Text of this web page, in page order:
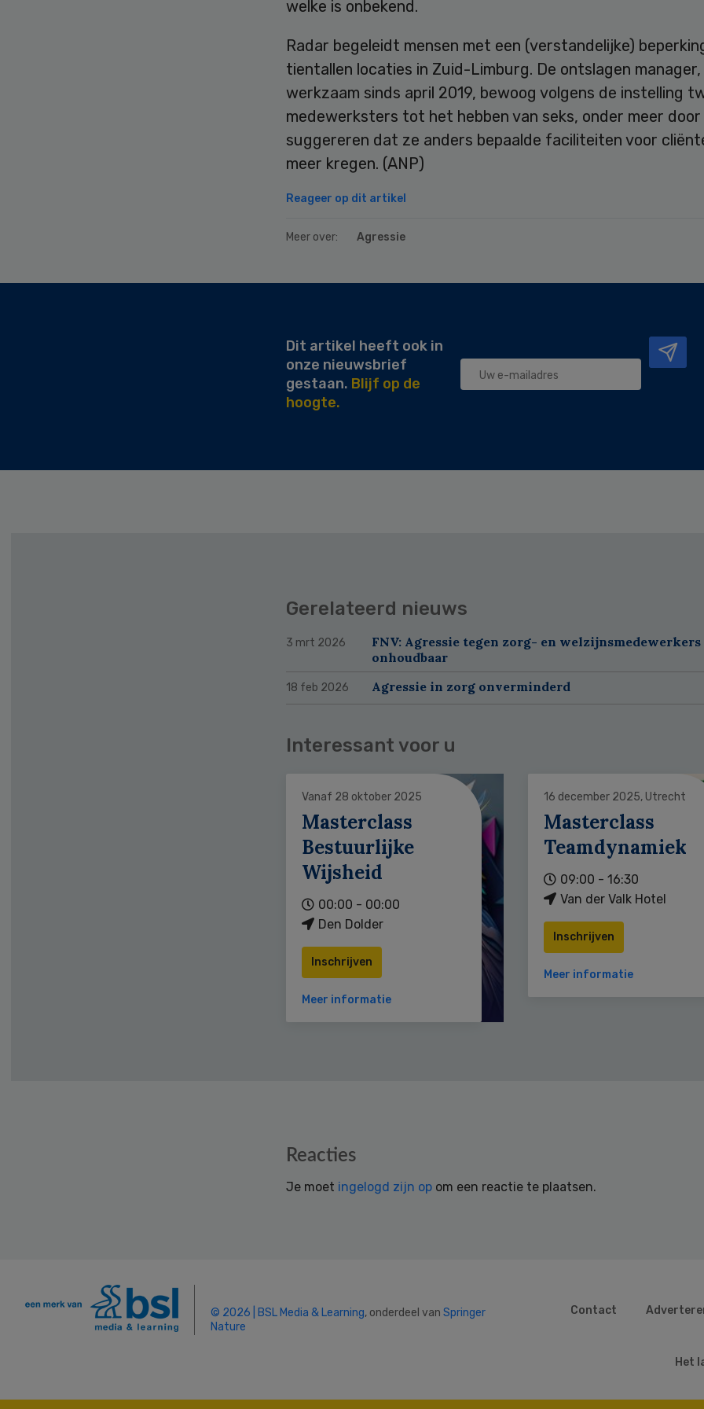
welke is onbekend.
Radar begeleidt mensen met een (verstandelijke)
tientallen locaties in Zuid-Limburg. De ontslagen
werkzaam sinds april 2019, bewoog volgens de instelling
medewerksters tot het hebben van seks, onder meer
suggereren dat ze anders bepaalde faciliteiten voor
meer kregen. (ANP)
Reageer op dit artikel
Meer over: Agressie
Dit artikel heeft ook in
onze nieuwsbrief
gestaan. Blijf op de
hoogte.
Gerelateerd nieuws
3 mrt 2026
FNV: Agressie tegen zorg- en welzijnsmedewerkers
onhoudbaar
18 feb 2026 Agressie in zorg onverminderd
Interessant voor u
Vanaf 28 oktober 2025
Masterclass
Bestuurlijke
Wijsheid
00:00 - 00:00
Den Dolder
Inschrijven
Meer informatie
16 december 2025, Utrecht
Masterclass
Teamdynamiek
09:00 - 16:30
Van der Valk Hotel
Inschrijven
Meer informatie
Reacties
Je moet ingelogd zijn op om een reactie te plaatsen.
© 2026 | BSL Media & Learning, onderdeel van Springer
Nature
Contact
Het